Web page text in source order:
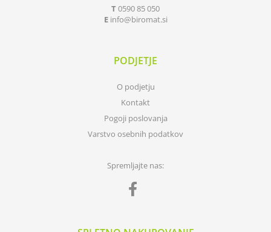
T0590 85 050
E info biromat.si
PODJETJE
O podjetju
Kontakt
Pogoji poslovanja
Varstvo osebnih podatkov
Spremljajte nas: